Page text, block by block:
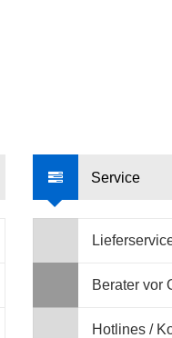
Service
Berater vor
Hotlines /